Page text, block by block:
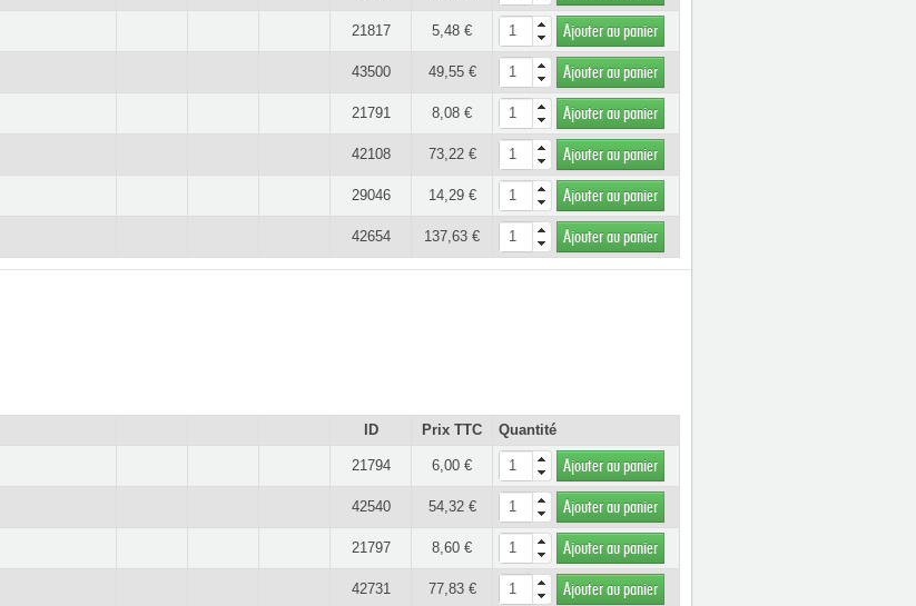
21817 5,48 € Ajouter au panier
43500 49,55 € Ajouter au panier
21791 8,08 € Ajouter au panier
42108 73,22 € Ajouter au panier
29046 14,29 € Ajouter au panier
42654 137,63 € Ajouter au panier
ID Prix TTC Quantité
21794 6,00 € Ajouter au panier
42540 54,32 € Ajouter au panier
21797 8,60 € Ajouter au panier
42731 77,83 € Ajouter au panier